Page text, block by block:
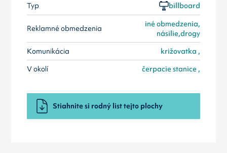
Typ billboard
Reklamné obmedzenia
iné obmedzenia,
násilie,drogy
Komunikácia
križovatka ,
V okolí
čerpacie stanice ,
Stiahnite si rodný list tejto plochy